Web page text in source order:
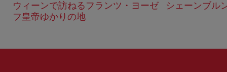
ウィーンで訪ねるフランツ・ヨーゼ
フ皇帝ゆかりの地
シェーンブル